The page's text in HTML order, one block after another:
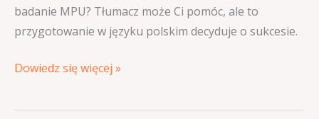
badanie MPU? Tłumacz może Ci pomóc, ale to
przygotowanie w języku polskim decyduje o sukcesie.
Dowiedz się więcej »